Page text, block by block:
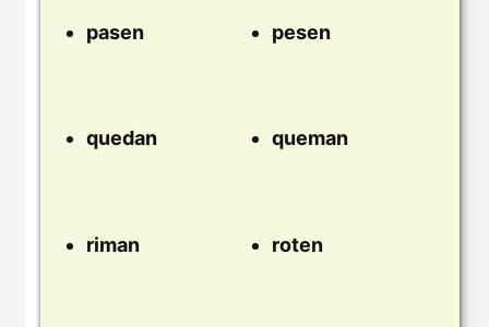
pasen pesen
quedan queman
riman roten